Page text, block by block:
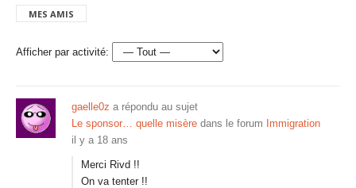
MES AMIS
Afficher par activité:
gaelle0z a répondu au sujet
Le sponsor… quelle misère dans le forum Immigration
il y a 18 ans
Merci Rivd !!
On va tenter !!